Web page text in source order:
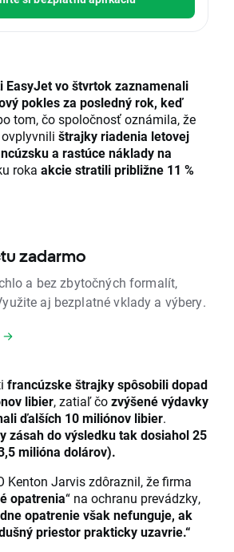
EasyJet vo štvrtok zaznamenali
pokles za posledný rok, keď
tom, čo spoločnosť oznámila, že
štrajky riadenia letovej
a rastúce náklady na
roka akcie stratili približne 11 %
zadarmo
a bez zbytočných formalít,
aj bezplatné vklady a výbery.
francúzske štrajky spôsobili dopad
libier, zatiaľ čozvýšené výdavky
ďalších 10 miliónov libier.
zásah do výsledku tak dosiahol 25
milióna dolárov).
Kenton Jarvis zdôraznil, že firma
opatrenia“ na ochranu prevádzky,
opatrenie však nefunguje, ak
priestor prakticky uzavrie.“